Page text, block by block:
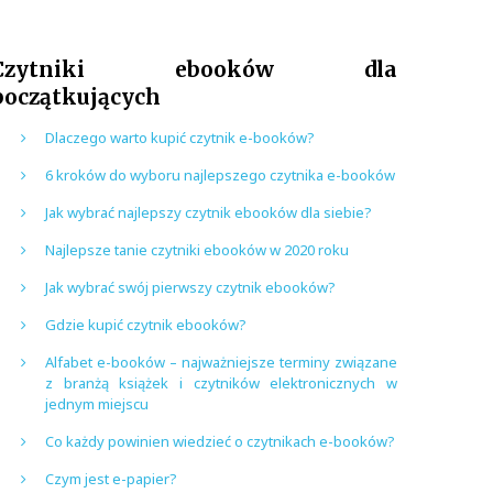
ebooków dla
Dlaczego warto kupić czytnik e-booków?
6 kroków do wyboru najlepszego czytnika e-booków
Jak wybrać najlepszy czytnik ebooków dla siebie?
Najlepsze tanie czytniki ebooków w 2020 roku
Jak wybrać swój pierwszy czytnik ebooków?
Gdzie kupić czytnik ebooków?
Alfabet e-booków – najważniejsze terminy związane
z branżą książek i czytników elektronicznych w
jednym miejscu
Co każdy powinien wiedzieć o czytnikach e-booków?
Czym jest e-papier?